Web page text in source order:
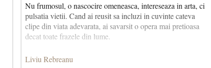
Nu frumosul, o nascocire omeneasca, intereseaza in arta, ci
pulsatia vietii. Cand ai reusit sa incluzi in cuvinte cateva
clipe din viata adevarata, ai savarsit o opera mai pretioasa
decat toate frazele din lume.
Liviu Rebreanu